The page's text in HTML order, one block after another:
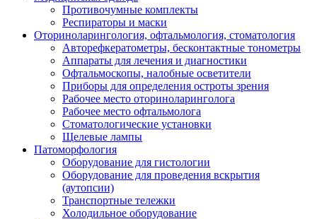
Противочумные комплекты
Респираторы и маски
Оториноларингология, офтальмология, стоматология
Авторефкератометры, бесконтактные тонометры
Аппараты для лечения и диагностики
Офтальмоскопы, налобные осветители
Приборы для определения остроты зрения
Рабочее место оториноларинголога
Рабочее место офтальмолога
Стоматологические установки
Щелевые лампы
Патоморфология
Оборудование для гистологии
Оборудование для проведения вскрытия
(аутопсии)
Транспортные тележки
Холодильное оборудование